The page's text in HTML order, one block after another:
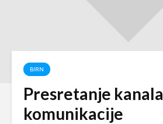
BIRN
Presretanje kanala
komunikacije